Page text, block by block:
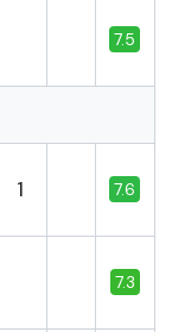
7.5
1 7.6
7.3